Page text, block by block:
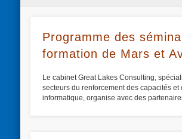
Programme des
formation de Mars et
Le cabinet Great Lakes Consulting,
secteurs du renforcement des capacités et
informatique, organise avec des